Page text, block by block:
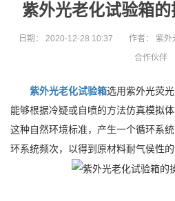
紫外光老化试验箱
日期： 2020-12-28 10:37 作者： 紫外
合作伙伴
紫外光老化试验箱选用紫外光荧
能够根据冷疑或自喷的方法仿真模拟
这种自然环境标准，产生一个循环系
环系统频次，以得到原材料耐气侯性的